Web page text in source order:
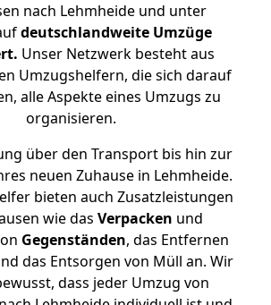
nach Lehmheide und unter
deutschlandweite Umzüge
Unser Netzwerk besteht aus
Umzugshelfern, die sich darauf
alle Aspekte eines Umzugs zu
organisieren.
über den Transport bis hin zur
neuen Zuhause in Lehmheide.
bieten auch Zusatzleistungen
wie das Verpacken und
Gegenständen, das Entfernen
das Entsorgen von Müll an. Wir
dass jeder Umzug von